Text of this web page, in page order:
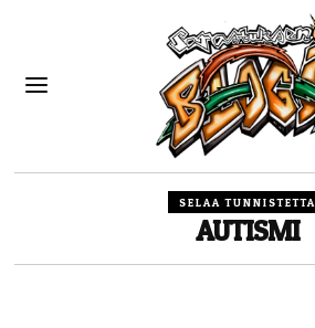
SELAA TUNNISTETTA
AUTISMI